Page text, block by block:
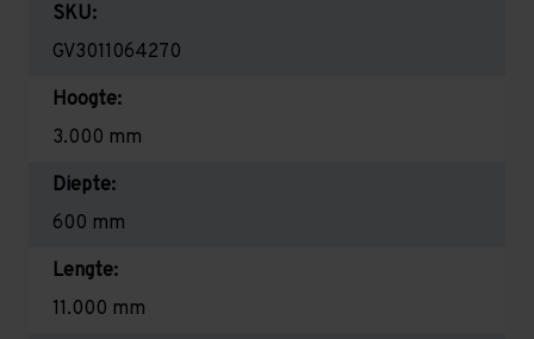
SKU:
GV3011064270
Hoogte:
3.000 mm
Diepte:
600 mm
Lengte:
11.000 mm